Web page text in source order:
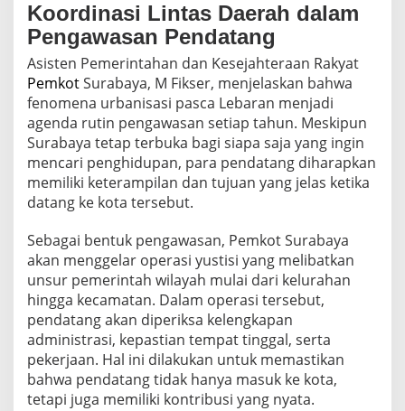
Koordinasi Lintas Daerah dalam
Pengawasan Pendatang
PemkotSurabaya, M Fikser, menjelaskan bahwa
fenomena urbanisasi pasca Lebaran menjadi
agenda rutin pengawasan setiap tahun. Meskipun
Surabaya tetap terbuka bagi siapa saja yang ingin
mencari penghidupan, para pendatang diharapkan
memiliki keterampilan dan tujuan yang jelas ketika
datang ke kota tersebut.
Sebagai bentuk pengawasan, Pemkot Surabaya
akan menggelar operasi yustisi yang melibatkan
unsur pemerintah wilayah mulai dari kelurahan
hingga kecamatan. Dalam operasi tersebut,
pendatang akan diperiksa kelengkapan
administrasi, kepastian tempat tinggal, serta
pekerjaan. Hal ini dilakukan untuk memastikan
bahwa pendatang tidak hanya masuk ke kota,
tetapi juga memiliki kontribusi yang nyata.